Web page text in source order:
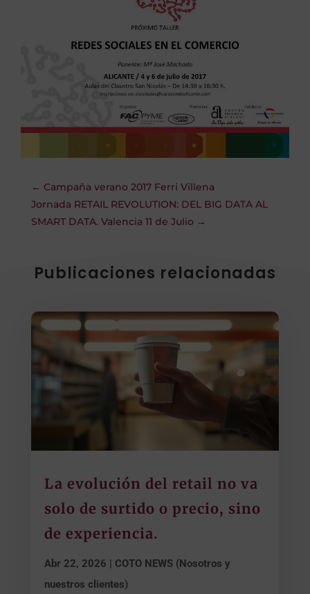
← Campaña verano 2017 Ferri Villena
Jornada RETAIL REVOLUTION: DEL BIG DATA AL
SMART DATA. Valencia 11 de Julio →
Publicaciones relacionadas
La evolución del retail no va
solo de surtido o precio, sino
de experiencia.
Abr 22, 2026 | COTO NEWS (Nosotros y
nuestros clientes)